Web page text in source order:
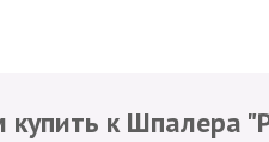
купить к Шпалера